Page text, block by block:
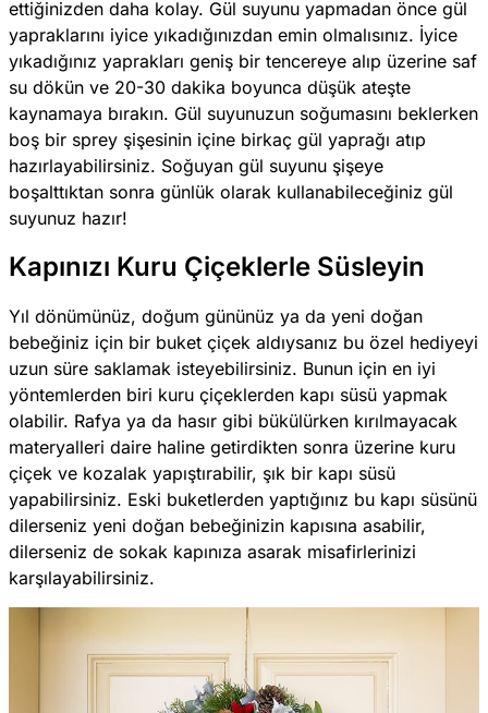
ettiğinizden daha kolay. Gül suyunu yapmadan önce gül
yapraklarını iyice yıkadığınızdan emin olmalısınız. İyice
yıkadığınız yaprakları geniş bir tencereye alıp üzerine saf
su dökün ve 20-30 dakika boyunca düşük ateşte
kaynamaya bırakın. Gül suyunuzun soğumasını beklerken
boş bir sprey şişesinin içine birkaç gül yaprağı atıp
hazırlayabilirsiniz. Soğuyan gül suyunu şişeye
boşalttıktan sonra günlük olarak kullanabileceğiniz gül
suyunuz hazır!
Kapınızı Kuru Çiçeklerle Süsleyin
Yıl dönümünüz, doğum gününüz ya da yeni doğan
bebeğiniz için bir buket çiçek aldıysanız bu özel hediyeyi
uzun süre saklamak isteyebilirsiniz. Bunun için en iyi
yöntemlerden biri kuru çiçeklerden kapı süsü yapmak
olabilir. Rafya ya da hasır gibi bükülürken kırılmayacak
materyalleri daire haline getirdikten sonra üzerine kuru
çiçek ve kozalak yapıştırabilir, şık bir kapı süsü
yapabilirsiniz. Eski buketlerden yaptığınız bu kapı süsünü
dilerseniz yeni doğan bebeğinizin kapısına asabilir,
dilerseniz de sokak kapınıza asarak misafirlerinizi
karşılayabilirsiniz.